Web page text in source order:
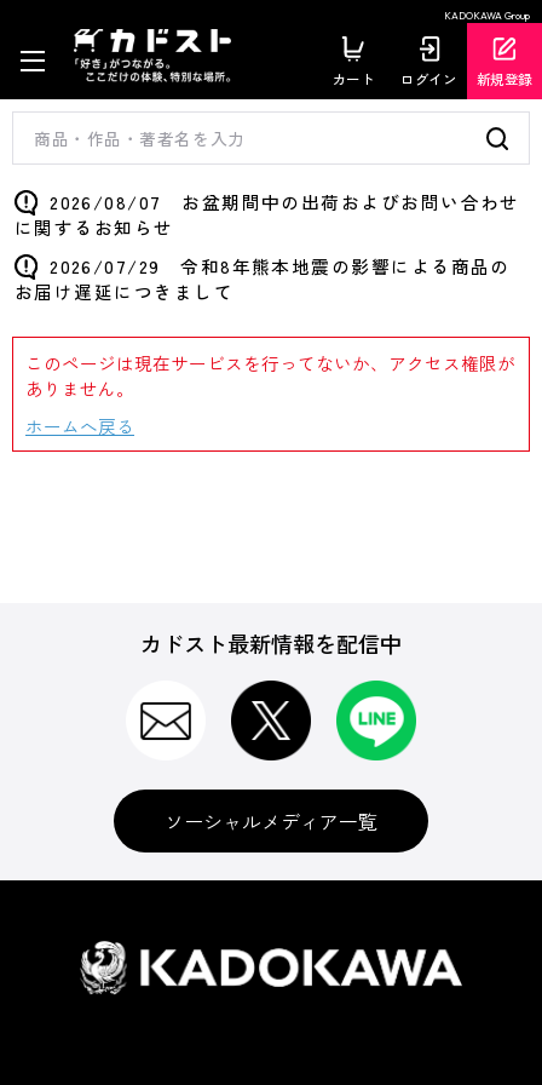
KADOKAWA Group
カート ログイン 新規登録
2026/08/07 お盆期間中の出荷およびお問い合わせ
に関するお知らせ
2026/07/29 令和8年熊本地震の影響による商品の
お届け遅延につきまして
このページは現在サービスを行ってないか、アクセス権限が
ありません。
ホームへ戻る
カドスト最新情報を配信中
ソーシャルメディア一覧